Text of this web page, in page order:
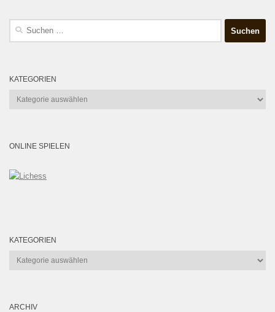
Suchen
KATEGORIEN
Kategorien
ONLINE SPIELEN
KATEGORIEN
Kategorien
ARCHIV